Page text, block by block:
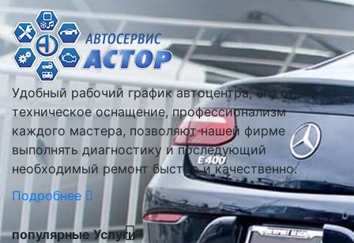
Удобный рабочий график автоцентра, его отличное
техническое оснащение, профессионализм
каждого мастера, позволяют нашей фирме
выполнять диагностику и последующий
необходимый ремонт быстро и качественно.
Подробнее
популярные Услуги